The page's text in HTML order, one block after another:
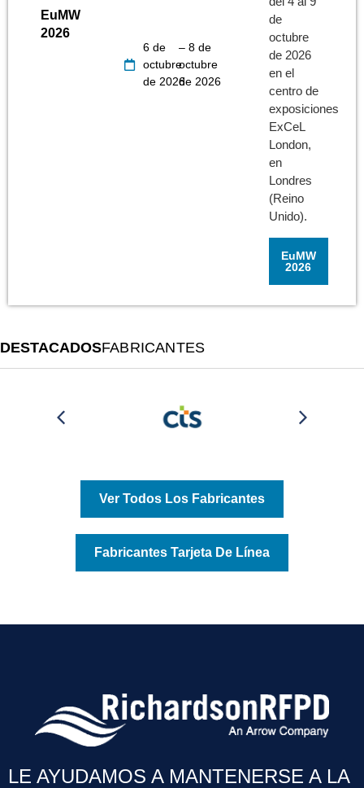
EuMW
2026
6 de
octubre
de 2026
– 8 de
octubre
de 2026
de
octubre
de 2026
en el
centro de
exposiciones
ExCeL
London,
en
Londres
(Reino
Unido).
EuMW
2026
DESTACADOSFABRICANTES
Ver Todos Los Fabricantes
Fabricantes Tarjeta De Línea
LE AYUDAMOS A MANTENERSE A LA